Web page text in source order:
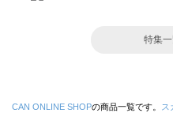
特集
CAN ONLINE SHOPの商品一覧です。 ス